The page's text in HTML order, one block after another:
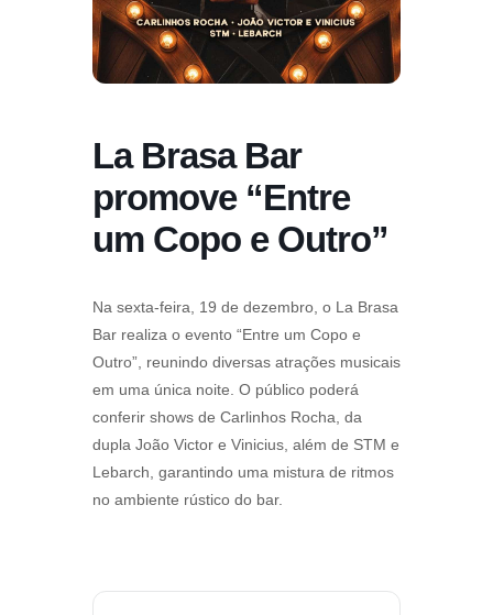
La Brasa Bar
promove “Entre
um Copo e Outro”
Na sexta-feira, 19 de dezembro, o La Brasa
Bar realiza o evento “Entre um Copo e
Outro”, reunindo diversas atrações musicais
em uma única noite. O público poderá
conferir shows de Carlinhos Rocha, da
dupla João Victor e Vinicius, além de STM e
Lebarch, garantindo uma mistura de ritmos
no ambiente rústico do bar.